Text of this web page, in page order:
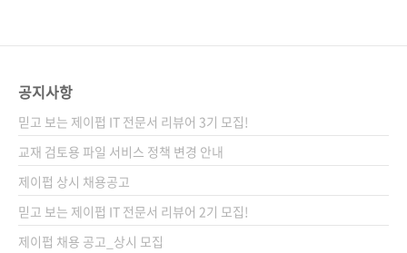
는 생각이 듭니다. 오늘 소개해드릴 책은 사물인
고 있는 리눅스 프로그래밍 서적입니다. 리눅스
를 소개하고 다루는 책은 지금도 차고 넘칩니다
만, 사물인터넷의 개념을 오픈 하드웨어인 라즈
베리 파이와 접목하여 리눅스(정확히는 임베디
드 리눅스) 프로그래밍을 쉽고, 재미있게 배울 수
있다는..
공지사항
믿고 보는 제이펍 IT 전문서 리뷰어 3기 모집!
교재 검토용 파일 서비스 정책 변경 안내
제이펍 상시 채용공고
믿고 보는 제이펍 IT 전문서 리뷰어 2기 모집!
제이펍 채용 공고_상시 모집